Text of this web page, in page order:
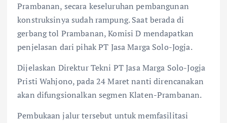
Prambanan, secara keseluruhan pembangunan
konstruksinya sudah rampung. Saat berada di
gerbang tol Prambanan, Komisi D mendapatkan
penjelasan dari pihak PT Jasa Marga Solo-Jogja.
Dijelaskan Direktur Tekni PT Jasa Marga Solo-Jogja
Pristi Wahjono, pada 24 Maret nanti direncanakan
akan difungsionalkan segmen Klaten-Prambanan.
Pembukaan jalur tersebut untuk memfasilitasi